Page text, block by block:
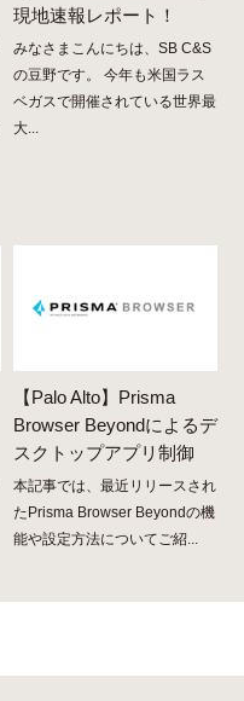
現地速報レポート！
みなさまこんにちは、SB C&S
の豆野です。 今年も米国ラス
ベガスで開催されている世界最
大...
【Palo Alto】Prisma
Browser Beyondによるデ
スクトップアプリ制御
本記事では、最近リリースされ
たPrisma Browser Beyondの機
能や設定方法についてご紹...